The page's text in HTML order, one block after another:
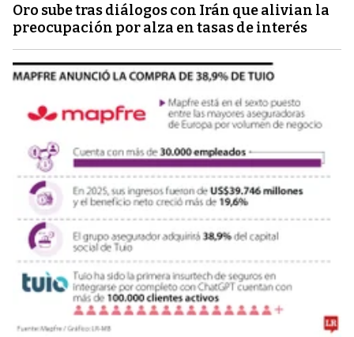
Oro sube tras diálogos con Irán que alivian la
preocupación por alza en tasas de interés